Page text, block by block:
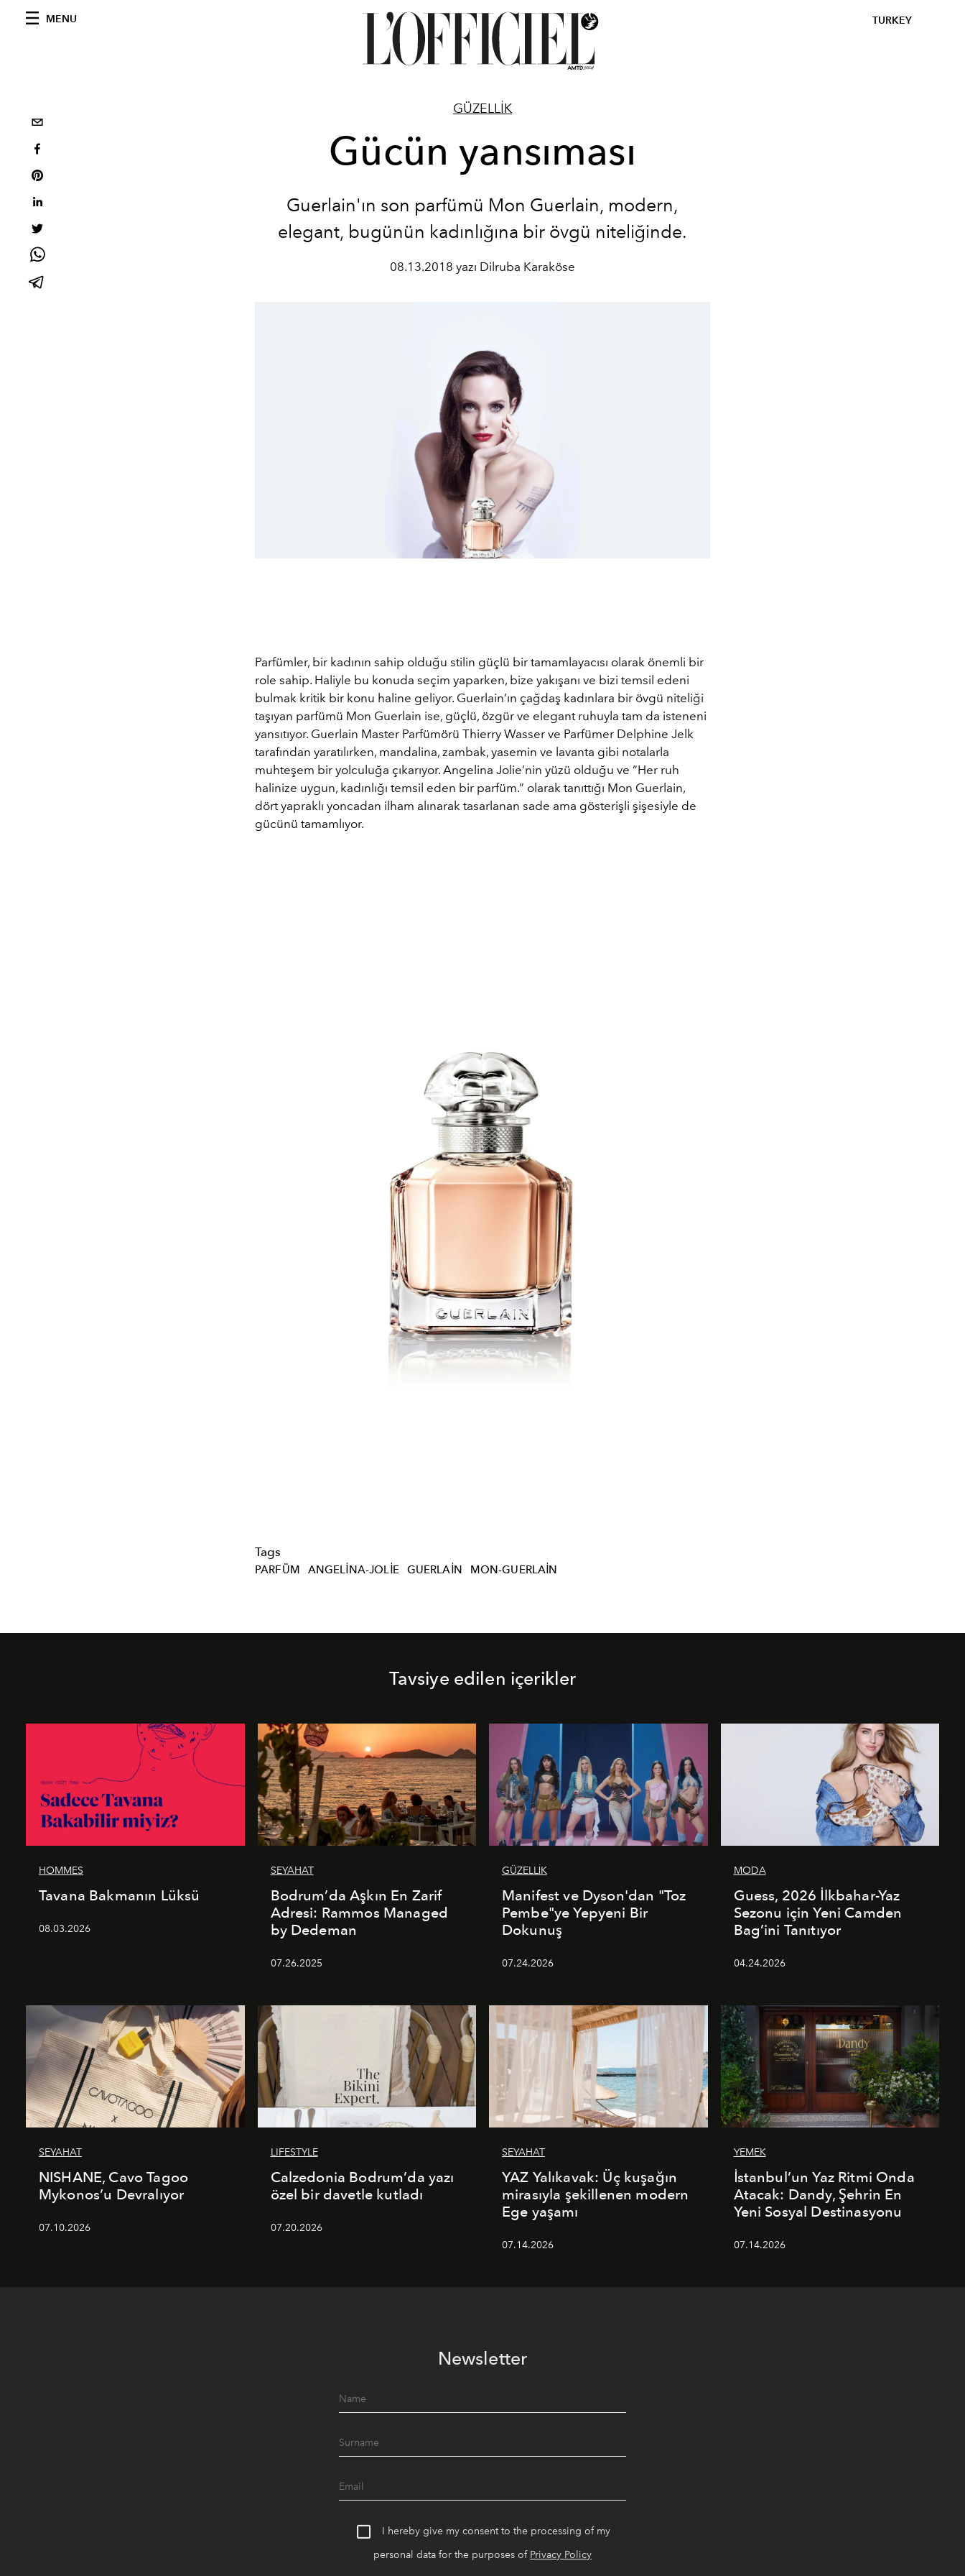
MENU TURKEY
GÜZELLİK
Gücün yansıması
Guerlain'ın son parfümü Mon Guerlain, modern,
elegant, bugünün kadınlığına bir övgü niteliğinde.
08.13.2018 yazı Dilruba Karaköse
Parfümler, bir kadının sahip olduğu stilin güçlü bir tamamlayacısı olarak önemli bir
role sahip. Haliyle bu konuda seçim yaparken, bize yakışanı ve bizi temsil edeni
bulmak kritik bir konu haline geliyor. Guerlain’ın çağdaş kadınlara bir övgü niteliği
taşıyan parfümü Mon Guerlain ise, güçlü, özgür ve elegant ruhuyla tam da isteneni
yansıtıyor. Guerlain Master Parfümörü Thierry Wasser ve Parfümer Delphine Jelk
tarafından yaratılırken, mandalina, zambak, yasemin ve lavanta gibi notalarla
muhteşem bir yolculuğa çıkarıyor. Angelina Jolie’nin yüzü olduğu ve “Her ruh
halinize uygun, kadınlığı temsil eden bir parfüm.” olarak tanıttığı Mon Guerlain,
dört yapraklı yoncadan ilham alınarak tasarlanan sade ama gösterişli şişesiyle de
gücünü tamamlıyor.
Tags
PARFÜM ANGELINA-JOLIE GUERLAIN MON-GUERLAIN
Tavsiye edilen içerikler
HOMMES
Tavana Bakmanın Lüksü
08.03.2026
SEYAHAT
Bodrum’da Aşkın En Zarif
Adresi: Rammos Managed
by Dedeman
07.26.2025
GÜZELLİK
Manifest ve Dyson'dan "Toz
Pembe"ye Yepyeni Bir
Dokunuş
07.24.2026
MODA
Guess, 2026 İlkbahar-Yaz
Sezonu için Yeni Camden
Bag’ini Tanıtıyor
04.24.2026
SEYAHAT
NISHANE, Cavo Tagoo
Mykonos’u Devralıyor
07.10.2026
LIFESTYLE
Calzedonia Bodrum’da yazı
özel bir davetle kutladı
07.20.2026
SEYAHAT
YAZ Yalıkavak: Üç kuşağın
mirasıyla şekillenen modern
Ege yaşamı
07.14.2026
YEMEK
İstanbul’un Yaz Ritmi Onda
Atacak: Dandy, Şehrin En
Yeni Sosyal Destinasyonu
07.14.2026
Newsletter
I hereby give my consent to the processing of my
personal data for the purposes of Privacy Policy